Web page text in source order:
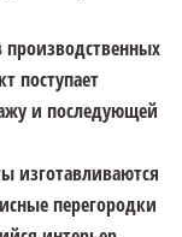
производственных
поступает
и последующей
изготавливаются
перегородки